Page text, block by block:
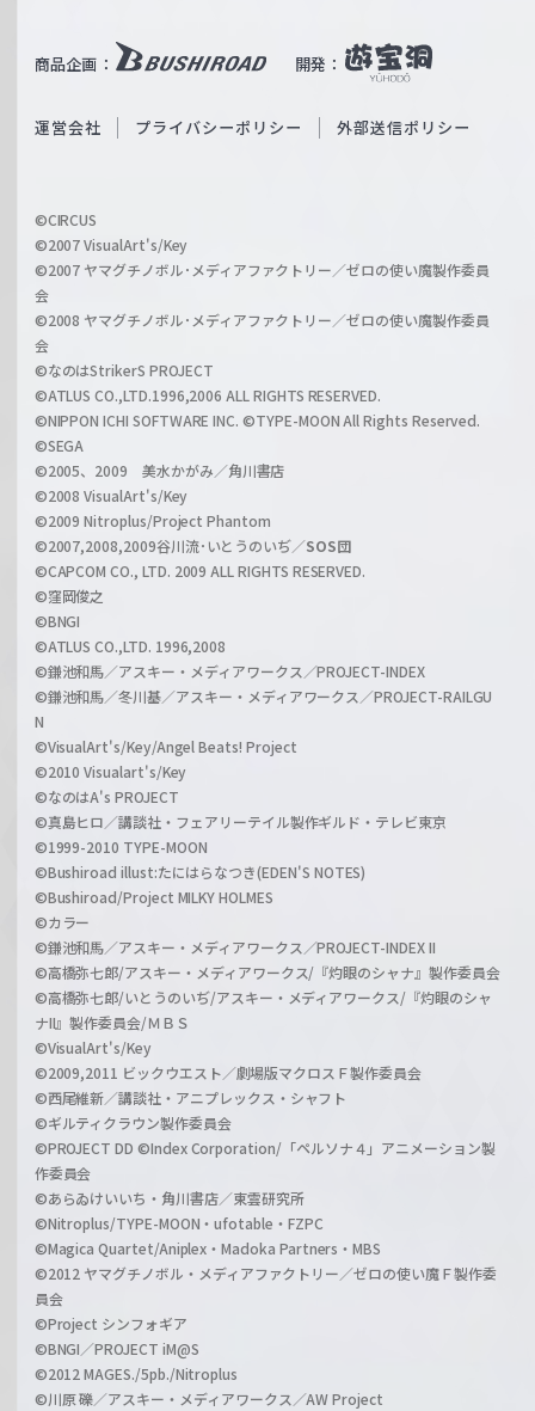
ß
c
a
r
z
商品企画： 開発：
b
O
i
l
h
a
n
l
運営会社 プライバシーポリシー 外部送信ポリシー
©CIRCUS
©2007 VisualArt's/Key
©2007 ヤマグチノボル･メディアファクトリー／ゼロの使い魔製作委員
会
©2008 ヤマグチノボル･メディアファクトリー／ゼロの使い魔製作委員
会
©なのはStrikerS PROJECT
©ATLUS CO.,LTD.1996,2006 ALL RIGHTS RESERVED.
©NIPPON ICHI SOFTWARE INC. ©TYPE-MOON All Rights Reserved.
©SEGA
©2005、2009 美水かがみ／角川書店
©2008 VisualArt's/Key
©2009 Nitroplus/Project Phantom
©2007,2008,2009谷川流･いとうのいぢ／SOS団
©CAPCOM CO., LTD. 2009 ALL RIGHTS RESERVED.
©窪岡俊之
©BNGI
©ATLUS CO.,LTD. 1996,2008
©鎌池和馬／アスキー・メディアワークス／PROJECT-INDEX
©鎌池和馬／冬川基／アスキー・メディアワークス／PROJECT-RAILGU
N
©VisualArt's/Key/Angel Beats! Project
©2010 Visualart's/Key
©なのはA's PROJECT
©真島ヒロ／講談社・フェアリーテイル製作ギルド・テレビ東京
©1999-2010 TYPE-MOON
©Bushiroad illust:たにはらなつき(EDEN'S NOTES)
©Bushiroad/Project MILKY HOLMES
©カラー
©鎌池和馬／アスキー・メディアワークス／PROJECT-INDEX II
©高橋弥七郎/アスキー・メディアワークス/『灼眼のシャナ』製作委員会
©高橋弥七郎/いとうのいぢ/アスキー・メディアワークス/『灼眼のシャ
ナII』製作委員会/ＭＢＳ
©VisualArt's/Key
©2009,2011 ビックウエスト／劇場版マクロスＦ製作委員会
©西尾維新／講談社・アニプレックス・シャフト
©ギルティクラウン製作委員会
©PROJECT DD ©Index Corporation/「ペルソナ４」アニメーション製
作委員会
©あらゐけいいち・角川書店／東雲研究所
©Nitroplus/TYPE-MOON・ufotable・FZPC
©Magica Quartet/Aniplex・Madoka Partners・MBS
©2012 ヤマグチノボル・メディアファクトリー／ゼロの使い魔Ｆ製作委
員会
©Project シンフォギア
©BNGI／PROJECT iM@S
©2012 MAGES./5pb./Nitroplus
©川原 礫／アスキー・メディアワークス／AW Project